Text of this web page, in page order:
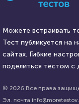
Психология
или нет?
Awdienko
Любите
Попробуйте
Можете встраивать
Тест публикуется на
сайтах. Гибкие
поделиться тестом с
© 2026 Все права
Эл. почта